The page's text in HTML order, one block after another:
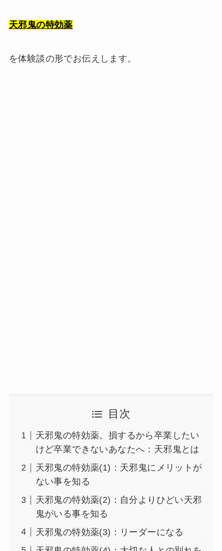
天邪鬼の特効薬
を体験談の形でお伝えします。
目次
天邪鬼の特効薬。損するから卒業したい
けど卒業できないあなたへ：天邪鬼とは
天邪鬼の特効薬(1)：天邪鬼にメリットが
ない事を知る
天邪鬼の特効薬(2)：自分よりひどい天邪
鬼がいる事を知る
天邪鬼の特効薬(3)：リーダーになる